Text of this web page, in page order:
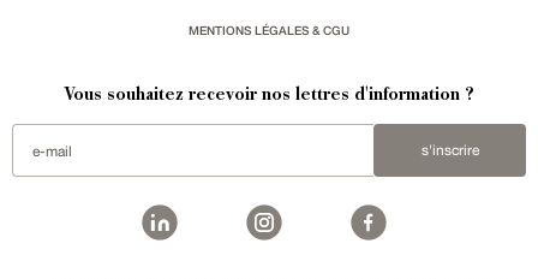
MENTIONS LÉGALES & CGU
Vous souhaitez recevoir nos lettres d'information ?
s'inscrire